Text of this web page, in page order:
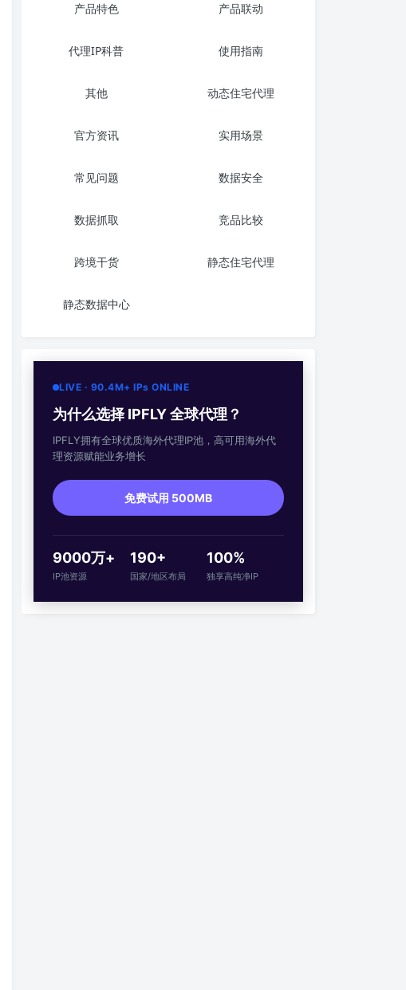
产品特色 产品联动
代理IP科普 使用指南
其他 动态住宅代理
官方资讯 实用场景
常见问题 数据安全
数据抓取 竞品比较
跨境干货 静态住宅代理
静态数据中心
LIVE · 90.4M+ IPs ONLINE
为什么选择 IPFLY 全球代理？
IPFLY拥有全球优质海外代理IP池，高可用海外代
理资源赋能业务增长
免费试用 500MB
9000万+
IP池资源
190+
国家/地区布局
100%
独享高纯净IP